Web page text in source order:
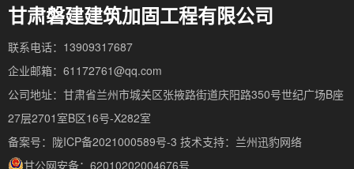
甘肃磐建建筑加固工程有限公司
联系电话：13909317687
企业邮箱：61172761@qq.com
公司地址：甘肃省兰州市城关区张掖路街道庆阳路350号世纪广场B座
27层2701室B区16号-X282室
备案号：陇ICP备2021000589号-3 技术支持： 兰州迅豹网络
甘公网安备：62010202004676号